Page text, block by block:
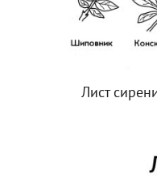
Лист